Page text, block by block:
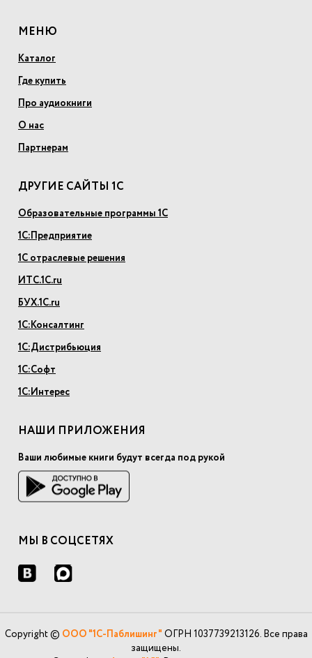
МЕНЮ
Каталог
Где купить
Про аудиокниги
О нас
Партнерам
ДРУГИЕ САЙТЫ 1С
Образовательные программы 1С
1С:Предприятие
1С отраслевые решения
ИТС.1С.ru
БУХ.1С.ru
1С:Консалтинг
1С:Дистрибьюция
1С:Софт
1С:Интерес
НАШИ ПРИЛОЖЕНИЯ
Ваши любимые книги будут всегда под рукой
МЫ В СОЦСЕТЯХ
Copyright © ООО "1С-Паблишинг" ОГРН 1037739213126. Все права
защищены.